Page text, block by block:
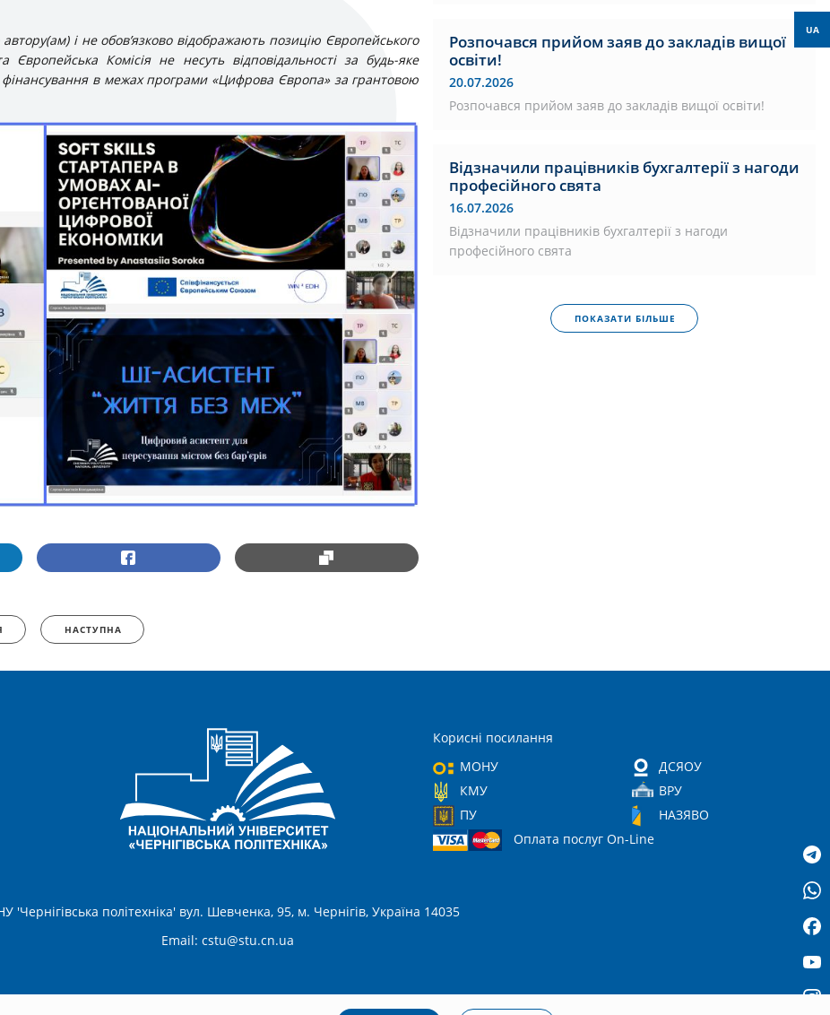
і не обов’язково відображають позицію Європейського
Комісія не несуть відповідальності за будь-яке
фінансування в межах програми «Цифрова Європа» за грантовою
НАСТУПНА
Розпочався прийом заяв до закладів вищої
освіти!
20.07.2026
Розпочався прийом заяв до закладів вищої освіти!
Відзначили працівників бухгалтерії з нагоди
професійного свята
16.07.2026
Відзначили працівників бухгалтерії з нагоди
професійного свята
ПОКАЗАТИ БІЛЬШЕ
Корисні посилання
МОНУ
ДСЯОУ
КМУ
ВРУ
ПУ
НАЗЯВО
Оплата послуг On-Line
'Чернігівська політехніка' вул. Шевченка, 95, м. Чернігів, Україна 14035
Email: cstu@stu.cn.ua
UA